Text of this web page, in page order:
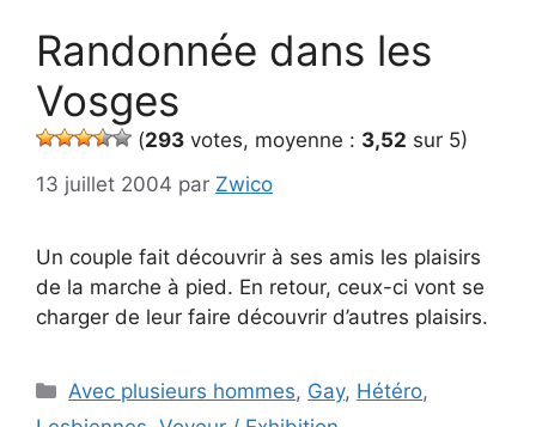
Randonnée dans les
Vosges
(293 votes, moyenne : 3,52 sur 5)
13 juillet 2004 par Zwico
Un couple fait découvrir à ses amis les plaisirs
de la marche à pied. En retour, ceux-ci vont se
charger de leur faire découvrir d’autres plaisirs.
Catégories
Avec plusieurs hommes, Gay, Hétéro,